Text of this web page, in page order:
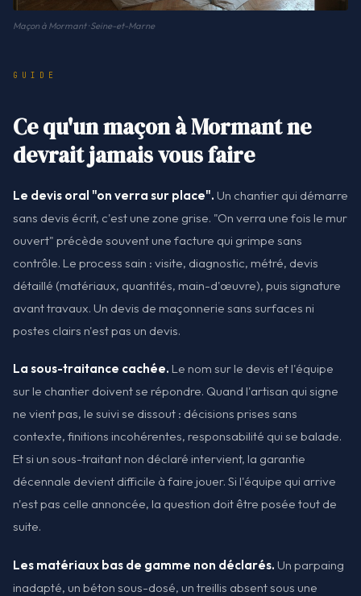
Maçon à Mormant · Seine-et-Marne
GUIDE
Ce qu'un maçon à Mormant ne
devrait jamais vous faire
Le devis oral "on verra sur place". Un chantier qui démarre
sans devis écrit, c'est une zone grise. "On verra une fois le mur
ouvert" précède souvent une facture qui grimpe sans
contrôle. Le process sain : visite, diagnostic, métré, devis
détaillé (matériaux, quantités, main-d'œuvre), puis signature
avant travaux. Un devis de maçonnerie sans surfaces ni
postes clairs n'est pas un devis.
La sous-traitance cachée. Le nom sur le devis et l'équipe
sur le chantier doivent se répondre. Quand l'artisan qui signe
ne vient pas, le suivi se dissout : décisions prises sans
contexte, finitions incohérentes, responsabilité qui se balade.
Et si un sous-traitant non déclaré intervient, la garantie
décennale devient difficile à faire jouer. Si l'équipe qui arrive
n'est pas celle annoncée, la question doit être posée tout de
suite.
Les matériaux bas de gamme non déclarés. Un parpaing
inadapté, un béton sous-dosé, un treillis absent sous une